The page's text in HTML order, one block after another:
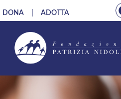
DONA ADOTTA